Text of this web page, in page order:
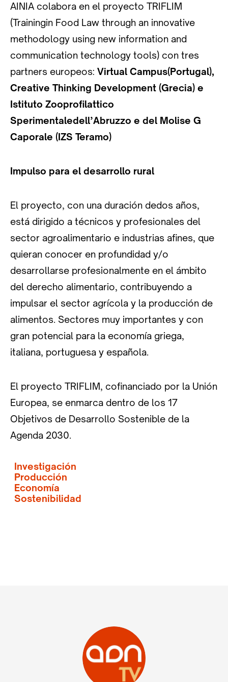
AINIA colabora en el proyecto TRIFLIM
(Trainingin Food Law through an innovative
methodology using new information and
communication technology tools) con tres
partners europeos: Virtual Campus(Portugal),
Creative Thinking Development (Grecia) e
Istituto Zooprofilattico
Sperimentaledell’Abruzzo e del Molise G
Caporale (IZS Teramo)
Impulso para el desarrollo rural
El proyecto, con una duración dedos años,
está dirigido a técnicos y profesionales del
sector agroalimentario e industrias afines, que
quieran conocer en profundidad y/o
desarrollarse profesionalmente en el ámbito
del derecho alimentario, contribuyendo a
impulsar el sector agrícola y la producción de
alimentos. Sectores muy importantes y con
gran potencial para la economía griega,
italiana, portuguesa y española.
El proyecto TRIFLIM, cofinanciado por la Unión
Europea, se enmarca dentro de los 17
Objetivos de Desarrollo Sostenible de la
Agenda 2030.
Investigación
Producción
Economía
Sostenibilidad